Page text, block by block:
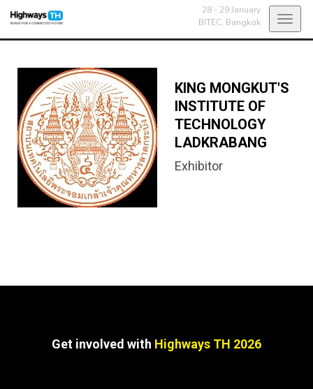
28 - 29 January
BITEC, Bangkok
KING MONGKUT'S
INSTITUTE OF
TECHNOLOGY
LADKRABANG
Exhibitor
Get involved with Highways TH 2026